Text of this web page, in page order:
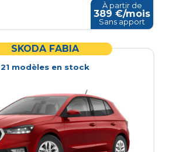
À partir de
389 €/mois
Sans apport
SKODA FABIA
21 modèles en stock